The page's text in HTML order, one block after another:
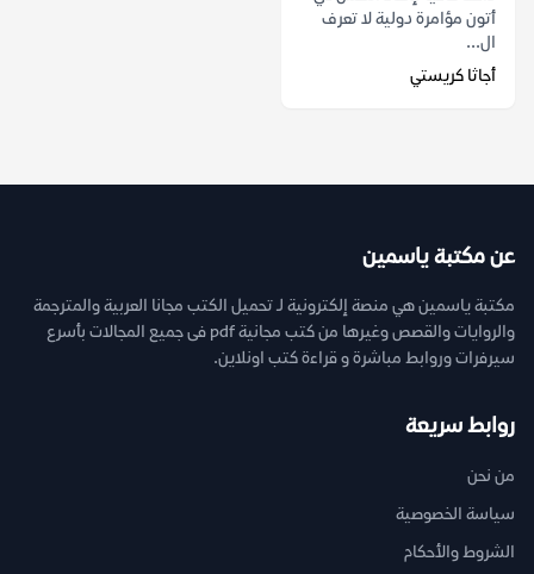
أتون مؤامرة دولية لا تعرف
ال...
أجاثا كريستي
عن مكتبة ياسمين
مكتبة ياسمين هي منصة إلكترونية لـ تحميل الكتب مجانا العربية والمترجمة
والروايات والقصص وغيرها من كتب مجانية pdf فى جميع المجالات بأسرع
سيرفرات وروابط مباشرة و قراءة كتب اونلاين.
روابط سريعة
من نحن
سياسة الخصوصية
الشروط والأحكام